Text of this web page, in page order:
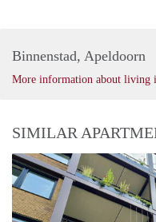
Binnenstad, Apeldoorn
More information about living
SIMILAR